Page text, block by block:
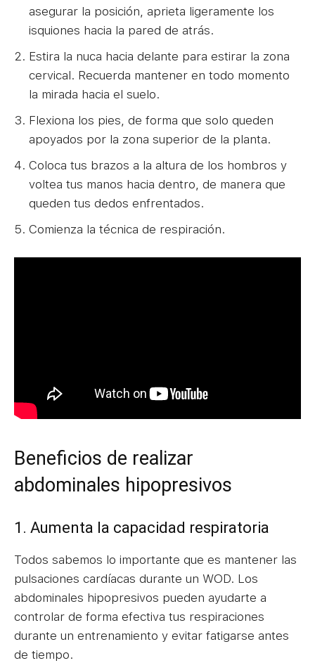
asegurar la posición, aprieta ligeramente los
isquiones hacia la pared de atrás.
Estira la nuca hacia delante para estirar la zona
cervical. Recuerda mantener en todo momento
la mirada hacia el suelo.
Flexiona los pies, de forma que solo queden
apoyados por la zona superior de la planta.
Coloca tus brazos a la altura de los hombros y
voltea tus manos hacia dentro, de manera que
queden tus dedos enfrentados.
Comienza la técnica de respiración.
Beneficios de realizar
abdominales hipopresivos
1. Aumenta la capacidad respiratoria
Todos sabemos lo importante que es mantener las
pulsaciones cardíacas durante un WOD. Los
abdominales hipopresivos pueden ayudarte a
controlar de forma efectiva tus respiraciones
durante un entrenamiento y evitar fatigarse antes
de tiempo.